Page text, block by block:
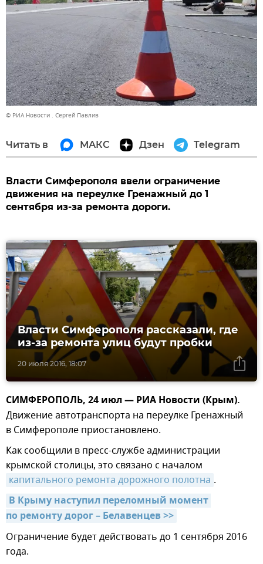
© РИА Новости . Сергей Павлив
Читать в МАКС Дзен Telegram
Власти Симферополя ввели ограничение
движения на переулке Гренажный до 1
сентября из-за ремонта дороги.
20 июля 2016, 18:07
Власти Симферополя рассказали, где
из-за ремонта улиц будут пробки
СИМФЕРОПОЛЬ, 24 июл — РИА Новости (Крым).
Движение автотранспорта на переулке Гренажный
в Симферополе приостановлено.
Как сообщили в пресс-службе администрации
крымской столицы, это связано с началом
капитального ремонта дорожного полотна .
В Крыму наступил переломный момент
по ремонту дорог – Белавенцев >>
Ограничение будет действовать до 1 сентября 2016
года.